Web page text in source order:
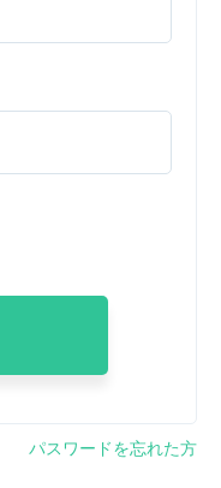
パスワードを忘れた方